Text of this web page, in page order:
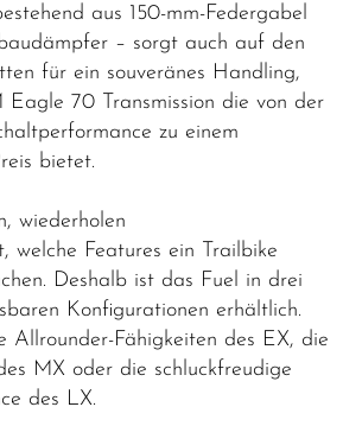
aus 150-mm-Federgabel
– sorgt auch auf den
für ein souveränes Handling,
Eagle 70 Transmission die von der
zu einem
bietet.
wiederholen
welche Features ein Trailbike
Deshalb ist das Fuel in drei
Konfigurationen erhältlich.
Allrounder-Fähigkeiten des EX, die
MX oder die schluckfreudige
des LX.